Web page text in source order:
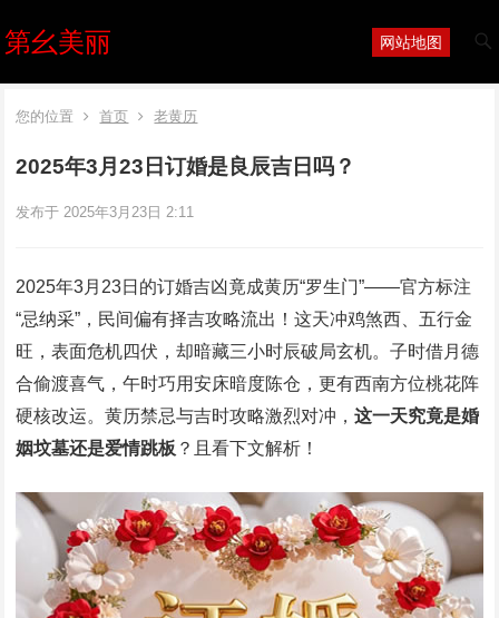
第幺美丽 网站地图
您的位置 首页 老黄历
2025年3月23日订婚是良辰吉日吗？
发布于 2025年3月23日 2:11
2025年3月23日的订婚吉凶竟成黄历“罗生门”——官方标注
“忌纳采”，民间偏有择吉攻略流出！这天冲鸡煞西、五行金
旺，表面危机四伏，却暗藏三小时辰破局玄机。子时借月德
合偷渡喜气，午时巧用安床暗度陈仓，更有西南方位桃花阵
硬核改运。黄历禁忌与吉时攻略激烈对冲，这一天究竟是婚
姻坟墓还是爱情跳板 ？且看下文解析！